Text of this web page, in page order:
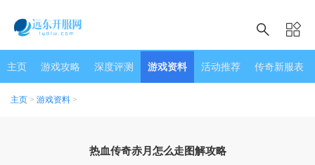
主页 游戏攻略 深度评测 游戏资料 活动推荐 传奇新服表
主页 > 游戏资料 >
热血传奇赤月怎么走图解攻略